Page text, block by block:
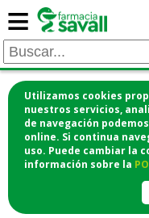
Utilizamos cookies
nuestros servicios,
de navegación
online. Si continua
uso. Puede cambiar la
información sobre la
≡
¡COMPRA
EN
o si lo
Higiene y cosmética